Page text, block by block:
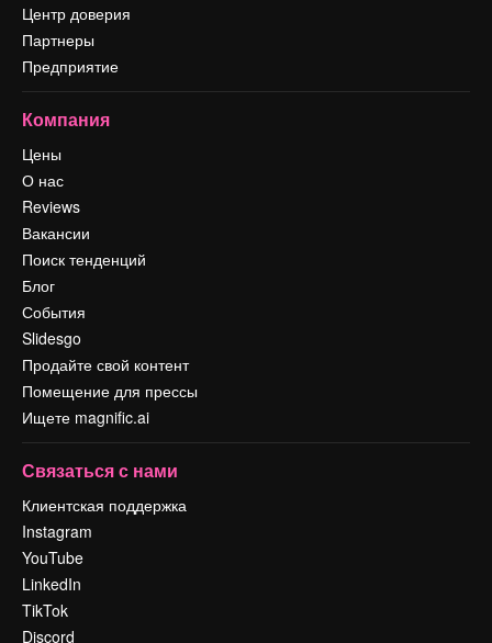
Центр доверия
Партнеры
Предприятие
Компания
Цены
О нас
Reviews
Вакансии
Поиск тенденций
Блог
События
Slidesgo
Продайте свой контент
Помещение для прессы
Ищете magnific.ai
Связаться с нами
Клиентская поддержка
Instagram
YouTube
LinkedIn
TikTok
Discord